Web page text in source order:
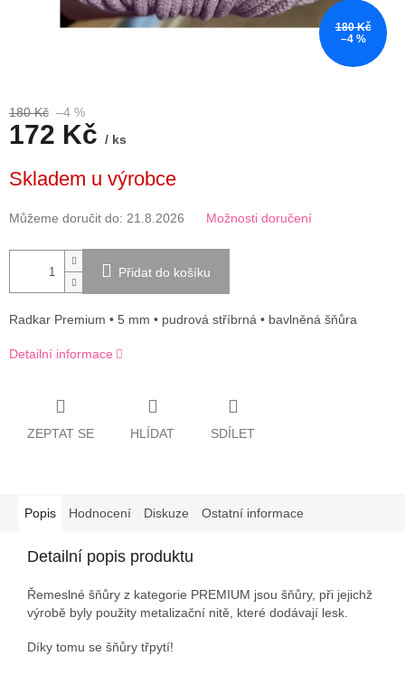
180 Kč
–4 %
180 Kč –4 %
172 Kč / ks
cena:
Skladem u výrobce
Můžeme doručit do: 21.8.2026 Možnosti doručení
Přidat do košíku
Radkar Premium • 5 mm • pudrová stříbrná • bavlněná šňůra
Detailní informace
ZEPTAT SE HLÍDAT SDÍLET
Popis Hodnocení Diskuze Ostatní informace
Detailní popis produktu
Řemeslné šňůry z kategorie PREMIUM jsou šňůry, při jejichž
výrobě byly použity metalizační nitě, které dodávají lesk.
Díky tomu se šňůry třpytí!